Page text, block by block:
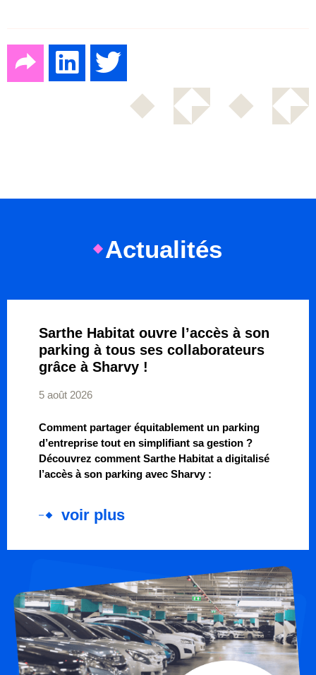
Actualités
Sarthe Habitat ouvre l’accès à son
parking à tous ses collaborateurs
grâce à Sharvy !
5 août 2026
Comment partager équitablement un parking
d’entreprise tout en simplifiant sa gestion ?
Découvrez comment Sarthe Habitat a digitalisé
l’accès à son parking avec Sharvy :
voir plus